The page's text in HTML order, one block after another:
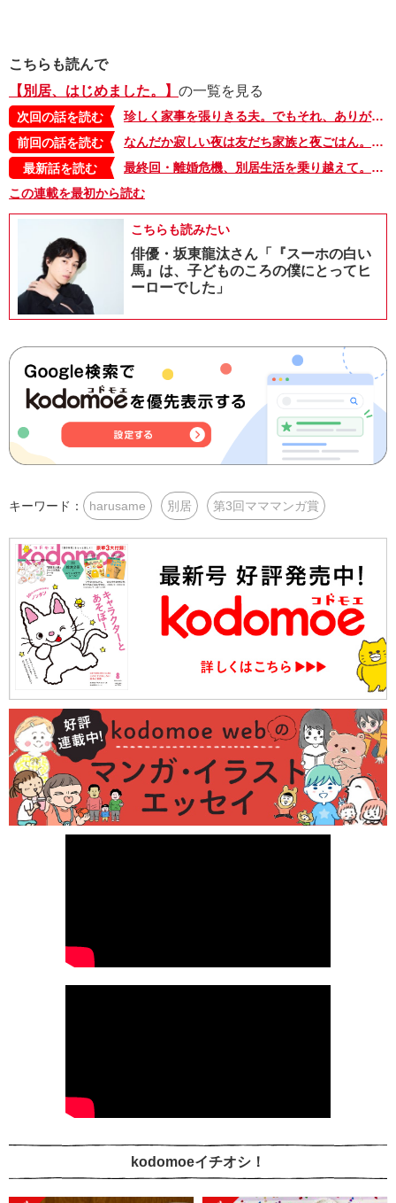
こちらも読んで
【別居、はじめました。】 の一覧を見る
次回の話を読む
珍しく家事を張りきる夫。でもそれ、ありがた迷惑なんだよな～【別居、はじめました。・16】
前回の話を読む
なんだか寂しい夜は友だち家族と夜ごはん。夫がいないという自由、そして孤独。【別居、はじめました。・14】
最新話を読む
最終回・離婚危機、別居生活を乗り越えて。もういちど一つになった家族【別居、はじめました。・35】
この連載を最初から読む
こちらも読みたい
俳優・坂東龍汰さん「『スーホの白い
馬』は、子どものころの僕にとってヒ
ーローでした」
キーワード： harusame 別居 第3回マママンガ賞
kodomoeイチオシ！